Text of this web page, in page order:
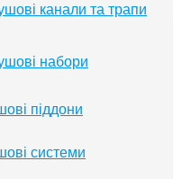
канали та трапи
набори
піддони
системи